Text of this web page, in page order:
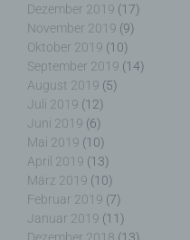
Dezember 2019 (17)
November 2019 (9)
Oktober 2019 (10)
September 2019 (14)
August 2019 (5)
Juli 2019 (12)
Juni 2019 (6)
Mai 2019 (10)
April 2019 (13)
März 2019 (10)
Februar 2019 (7)
Januar 2019 (11)
Datenschutzgesetze
mit
Nicht kommerzielle
Wolfgang Behling
Karwendelstraße 9
82499 Wallgau
Deutschland